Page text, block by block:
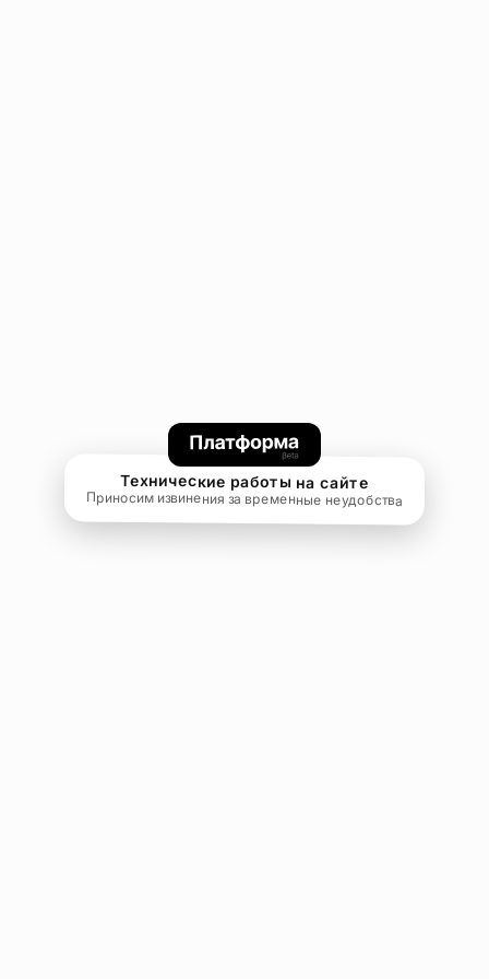
Технические работы на сайте
Приносим извинения за временные неудобства